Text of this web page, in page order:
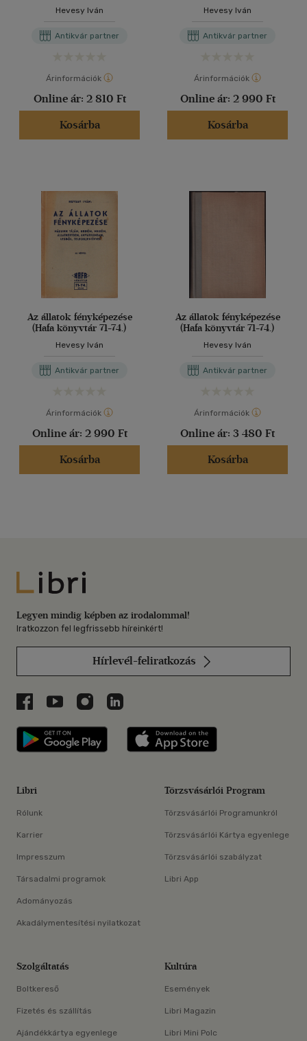
Hevesy Iván
Antikvár partner
Árinformációk
Online ár: 2 810 Ft
Kosárba
Hevesy Iván
Antikvár partner
Árinformációk
Online ár: 2 990 Ft
Kosárba
Az állatok fényképezése
(Hafa könyvtár 71-74.)
Hevesy Iván
Antikvár partner
Árinformációk
Online ár: 2 990 Ft
Kosárba
Az állatok fényképezése
(Hafa könyvtár 71-74.)
Hevesy Iván
Antikvár partner
Árinformációk
Online ár: 3 480 Ft
Kosárba
Libri
Legyen mindig képben az irodalommal!
Iratkozzon fel legfrissebb híreinkért!
Hírlevél-feliratkozás
Libri a Facebookon
Libri a Youtube-on
Libri az Instagramon
Libri a LinkedInen
Libri applikáció Szerezd meg: Google
Libri
Rólunk
Karrier
Impresszum
Társadalmi programok
Adományozás
Akadálymentesítési nyilatkozat
Törzsvásárlói Program
Törzsvásárlói Programunkról
Törzsvásárlói Kártya egyenlege
Törzsvásárlói szabályzat
Libri App
Szolgáltatás
Boltkereső
Fizetés és szállítás
Ajándékkártya egyenlege
Kultúra
Események
Libri Magazin
Libri Mini Polc